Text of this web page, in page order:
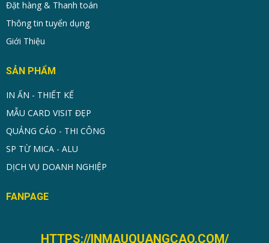
Đặt hàng & Thanh toán
Thông tin tuyển dụng
Giới Thiệu
SẢN PHẨM
IN ẤN - THIẾT KẾ
MẪU CARD VISIT ĐẸP
QUẢNG CÁO - THI CÔNG
SP TỪ MICA - ALU
DỊCH VỤ DOANH NGHIỆP
FANPAGE
HTTPS://INMAUQUANGCAO.COM/